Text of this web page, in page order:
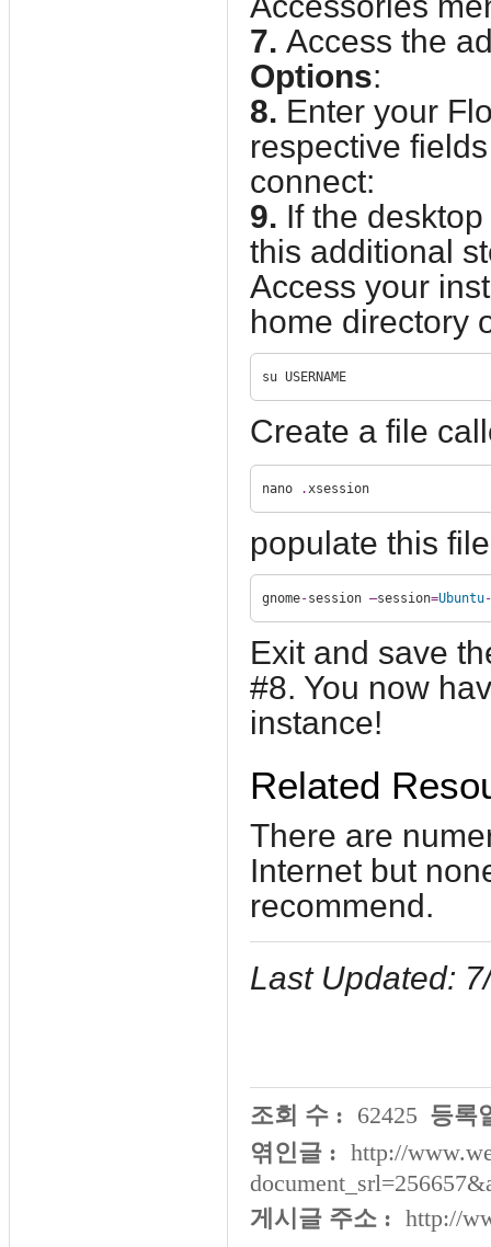
7. Access the
Options:
8. Enter your
respective
connect:
9. If the
this additional
Access your
home directory
su USERNAME
Create a file
nano .xsession
populate this
gnome-session –session=Ubuntu-
Exit and save
#8. You now
instance!
Related
There are
Internet but
recommend.
Last Updated:
조회 수 : 62425 등록
엮인글 : http://
게시글 주소 : http://